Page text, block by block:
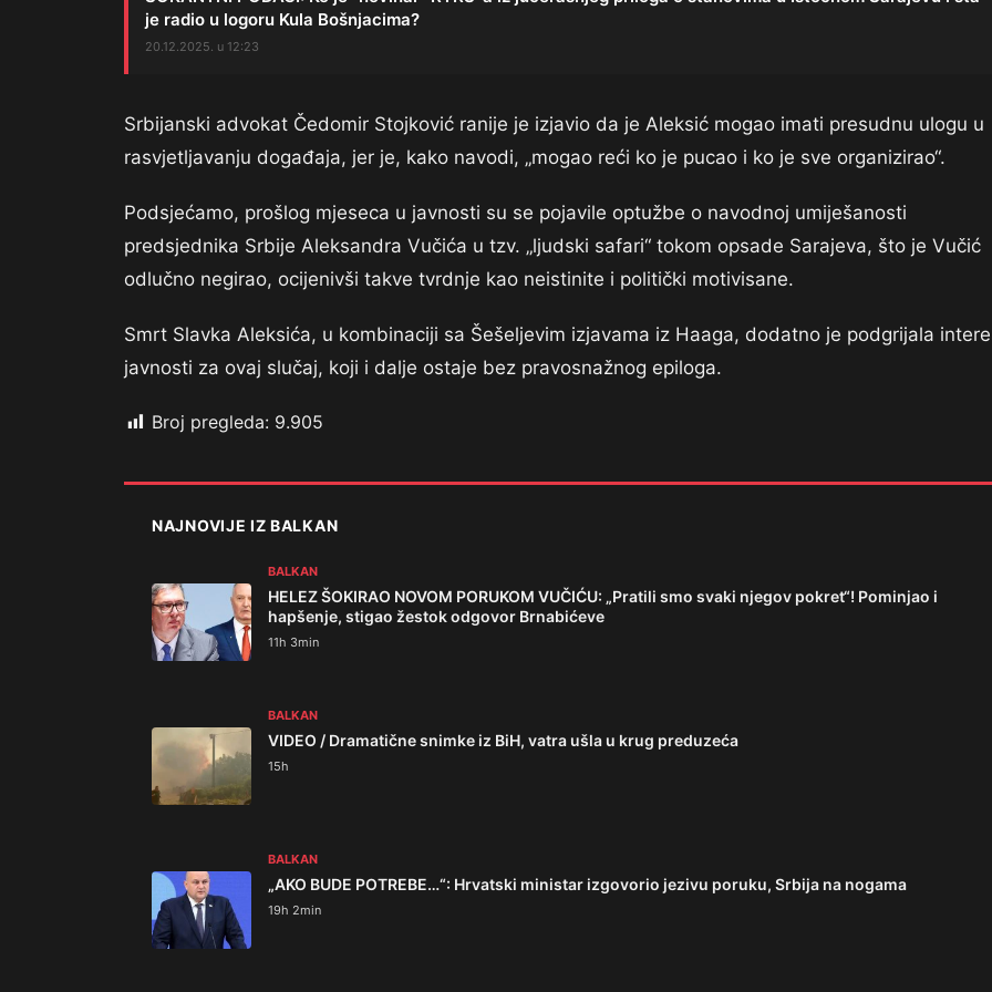
je radio u logoru Kula Bošnjacima?
20.12.2025. u 12:23
Srbijanski advokat Čedomir Stojković ranije je izjavio da je Aleksić mogao imati presudnu ulogu u
rasvjetljavanju događaja, jer je, kako navodi, „mogao reći ko je pucao i ko je sve organizirao“.
Podsjećamo, prošlog mjeseca u javnosti su se pojavile optužbe o navodnoj umiješanosti
predsjednika Srbije Aleksandra Vučića u tzv. „ljudski safari“ tokom opsade Sarajeva, što je Vučić
odlučno negirao, ocijenivši takve tvrdnje kao neistinite i politički motivisane.
Smrt Slavka Aleksića, u kombinaciji sa Šešeljevim izjavama iz Haaga, dodatno je podgrijala
javnosti za ovaj slučaj, koji i dalje ostaje bez pravosnažnog epiloga.
Broj pregleda: 9.905
NAJNOVIJE IZ BALKAN
BALKAN
HELEZ ŠOKIRAO NOVOM PORUKOM VUČIĆU: „Pratili smo svaki njegov pokret“! Pominjao i
hapšenje, stigao žestok odgovor Brnabićeve
11h 3min
BALKAN
VIDEO / Dramatične snimke iz BiH, vatra ušla u krug preduzeća
15h
BALKAN
„AKO BUDE POTREBE…“: Hrvatski ministar izgovorio jezivu poruku, Srbija na nogama
19h 2min